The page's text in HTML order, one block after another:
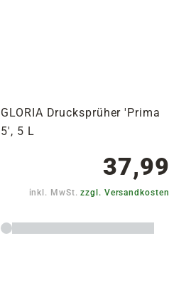
GLORIA Drucksprüher 'Prima
5', 5 L
37,99
inkl. MwSt.zzgl. Versandkosten